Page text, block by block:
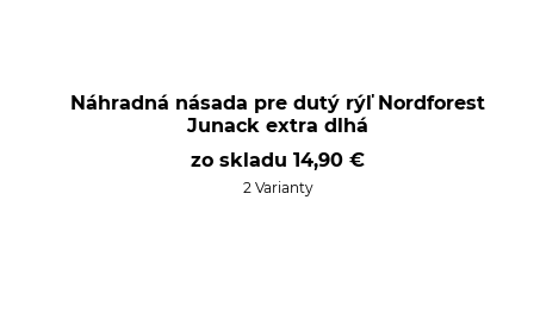
Náhradná násada pre dutý rýľ Nordforest
Junack extra dlhá
zo skladu14,90 €
2 Varianty